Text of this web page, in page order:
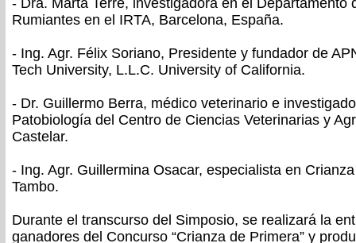
- Dra. Marta Terré, investigadora en el Departamento
Rumiantes en el IRTA, Barcelona, España.
- Ing. Agr. Félix Soriano, Presidente y fundador de
Tech University, L.L.C. University of California.
- Dr. Guillermo Berra, médico veterinario e
Patobiología del Centro de Ciencias Veterinarias y
Castelar.
- Ing. Agr. Guillermina Osacar, especialista en
Tambo.
Durante el transcurso del Simposio, se realizará la
ganadores del Concurso “Crianza de Primera” y